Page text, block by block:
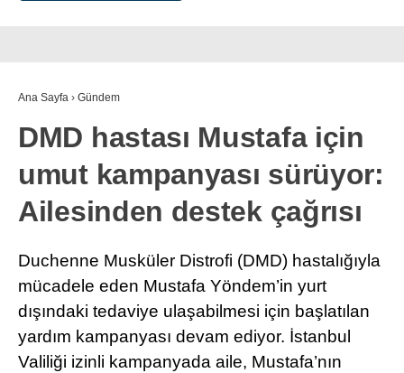
Ana Sayfa › Gündem
DMD hastası Mustafa için
umut kampanyası sürüyor:
Ailesinden destek çağrısı
Duchenne Musküler Distrofi (DMD) hastalığıyla
mücadele eden Mustafa Yöndem’in yurt
dışındaki tedaviye ulaşabilmesi için başlatılan
yardım kampanyası devam ediyor. İstanbul
Valiliği izinli kampanyada aile, Mustafa’nın